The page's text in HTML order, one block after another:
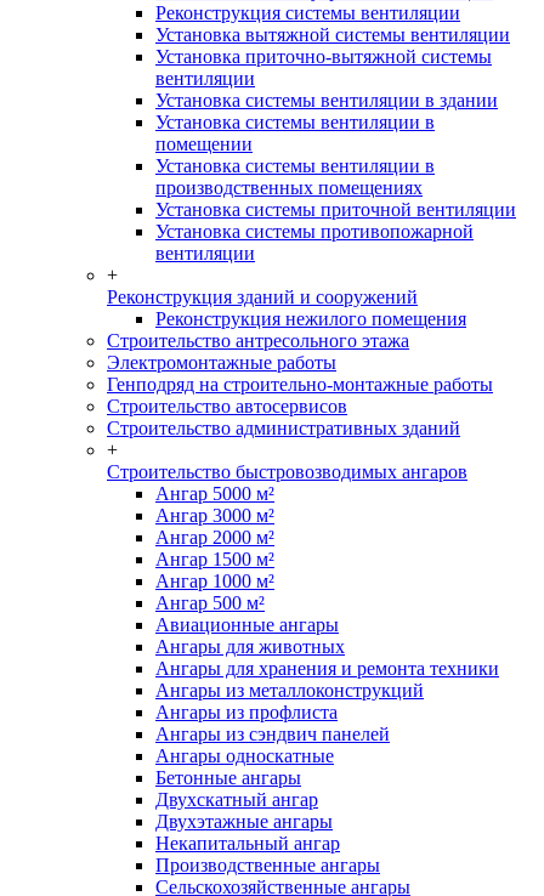
Реконструкция системы вентиляции
Установка вытяжной системы вентиляции
Установка приточно-вытяжной системы
вентиляции
Установка системы вентиляции в здании
Установка системы вентиляции в
помещении
Установка системы вентиляции в
производственных помещениях
Установка системы приточной вентиляции
Установка системы противопожарной
вентиляции
+
Реконструкция зданий и сооружений
Реконструкция нежилого помещения
Строительство антресольного этажа
Электромонтажные работы
Генподряд на строительно-монтажные работы
Строительство автосервисов
Строительство административных зданий
+
Строительство быстровозводимых ангаров
Ангар 5000 м²
Ангар 3000 м²
Ангар 2000 м²
Ангар 1500 м²
Ангар 1000 м²
Ангар 500 м²
Авиационные ангары
Ангары для животных
Ангары для хранения и ремонта техники
Ангары из металлоконструкций
Ангары из профлиста
Ангары из сэндвич панелей
Ангары односкатные
Бетонные ангары
Двухскатный ангар
Двухэтажные ангары
Некапитальный ангар
Производственные ангары
Сельскохозяйственные ангары